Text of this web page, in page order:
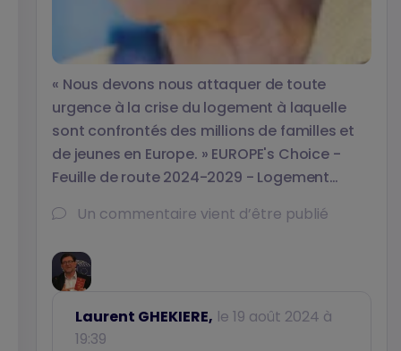
« Nous devons nous attaquer de toute
urgence à la crise du logement à laquelle
sont confrontés des millions de familles et
de jeunes en Europe. » EUROPE's Choice -
Feuille de route 2024-2029 - Logement
Plénière -...
Un commentaire vient d’être publié
Laurent GHEKIERE, le 19 août 2024 à
19:39